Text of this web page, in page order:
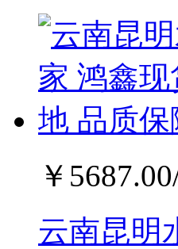
￥ 5687.00
云南昆明